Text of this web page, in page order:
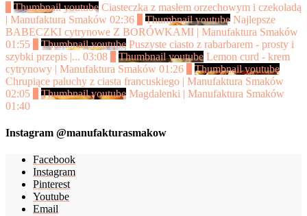
Thumbnail youtube Ciasteczka z masłem orzechowym i czekoladą
| Manufaktura Smaków 02:36 Thumbnail youtube Najlepsze
BABECZKI cytrynowe Z BORÓWKAMI | Manufaktura Smaków
01:55
Thumbnail youtube Puszyste ciasto z rabarbarem - prosty i
szybki przepis |... 03:08 Thumbnail youtube Lemon curd - krem
cytrynowy | Manufaktura Smaków 01:26
Thumbnail youtube
Chrupiące paluchy z ciasta francuskiego | Manufaktura Smaków
02:05
Thumbnail youtube Magdalenki | Manufaktura Smaków
01:40
Instagram @manufakturasmakow
Facebook
Instagram
Pinterest
Youtube
Email